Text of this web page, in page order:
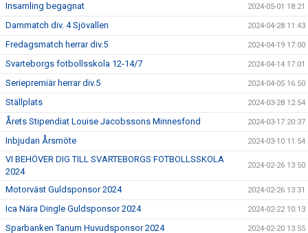
Insamling begagnat 2024-05-01 18:21
Dammatch div. 4 Sjövallen 2024-04-28 11:43
Fredagsmatch herrar div.5 2024-04-19 17:00
Svarteborgs fotbollsskola 12-14/7 2024-04-14 17:01
Seriepremiär herrar div.5 2024-04-05 16:50
Ställplats 2024-03-28 12:54
Årets Stipendiat Louise Jacobssons Minnesfond 2024-03-17 20:37
Inbjudan Årsmöte 2024-03-10 11:54
VI BEHÖVER DIG TILL SVARTEBORGS FOTBOLLSSKOLA
2024
2024-02-26 13:50
Motorväst Guldsponsor 2024 2024-02-26 13:31
Ica Nära Dingle Guldsponsor 2024 2024-02-22 10:13
Sparbanken Tanum Huvudsponsor 2024 2024-02-20 13:55